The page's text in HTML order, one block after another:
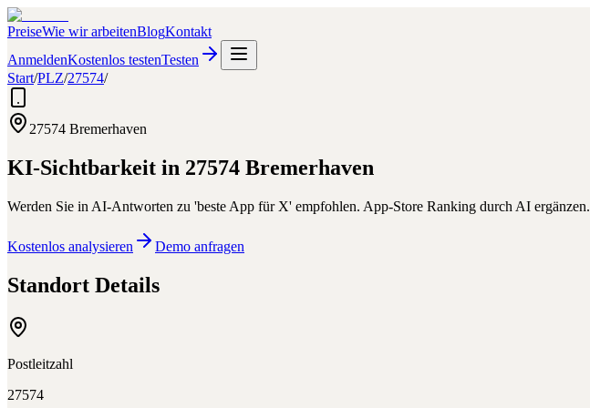
PreiseWie wir arbeitenBlogKontakt
AnmeldenKostenlos testenTesten
Start/PLZ/27574/
27574 Bremerhaven
KI-Sichtbarkeit in 27574 Bremerhaven
Werden Sie in AI-Antworten zu 'beste App für X' empfohlen. App-Store Ranking durch AI ergänzen.
Kostenlos analysieren Demo anfragen
Standort Details
Postleitzahl
27574